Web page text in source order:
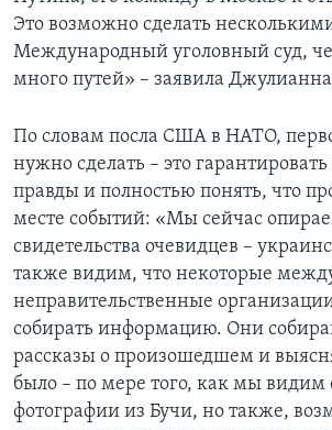
Это возможно сделать
Международный уголовный суд,
много путей» – заявила
По словам посла США в НАТО,
нужно сделать – это
правды и полностью понять, что
месте событий: «Мы сейчас
свидетельства очевидцев –
также видим, что некоторые
неправительственные
собирать информацию. Они
рассказы о произошедшем и
было – по мере того, как мы
фотографии из Бучи, но также,